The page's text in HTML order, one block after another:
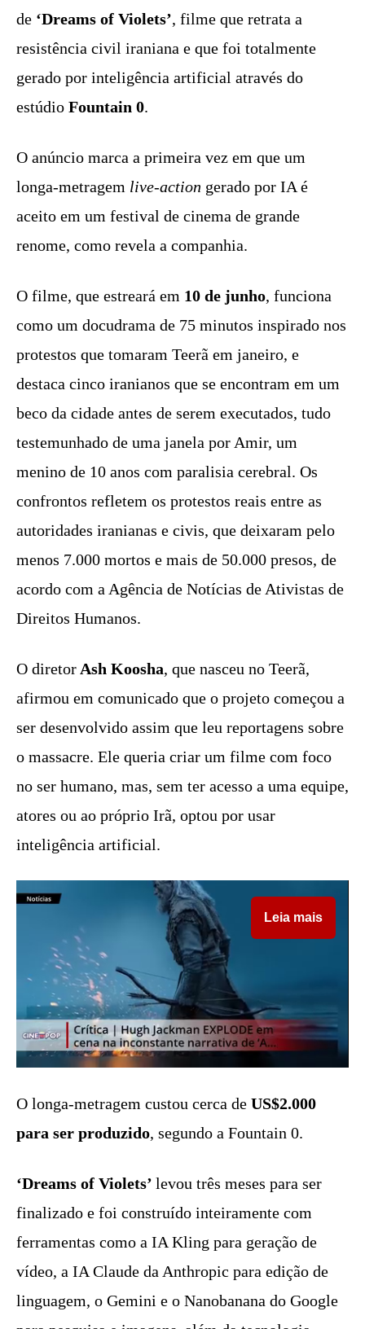
de ‘Dreams of Violets’, filme que retrata a
resistência civil iraniana e que foi totalmente
gerado por inteligência artificial através do
estúdio Fountain 0.
O anúncio marca a primeira vez em que um
longa-metragem live-action gerado por IA é
aceito em um festival de cinema de grande
renome, como revela a companhia.
O filme, que estreará em 10 de junho, funciona
como um docudrama de 75 minutos inspirado nos
protestos que tomaram Teerã em janeiro, e
destaca cinco iranianos que se encontram em um
beco da cidade antes de serem executados, tudo
testemunhado de uma janela por Amir, um
menino de 10 anos com paralisia cerebral. Os
confrontos refletem os protestos reais entre as
autoridades iranianas e civis, que deixaram pelo
menos 7.000 mortos e mais de 50.000 presos, de
acordo com a Agência de Notícias de Ativistas de
Direitos Humanos.
O diretor Ash Koosha, que nasceu no Teerã,
afirmou em comunicado que o projeto começou a
ser desenvolvido assim que leu reportagens sobre
o massacre. Ele queria criar um filme com foco
no ser humano, mas, sem ter acesso a uma equipe,
atores ou ao próprio Irã, optou por usar
inteligência artificial.
Leia mais
O longa-metragem custou cerca de US$2.000
para ser produzido, segundo a Fountain 0.
‘Dreams of Violets’ levou três meses para ser
finalizado e foi construído inteiramente com
ferramentas como a IA Kling para geração de
vídeo, a IA Claude da Anthropic para edição de
linguagem, o Gemini e o Nanobanana do Google